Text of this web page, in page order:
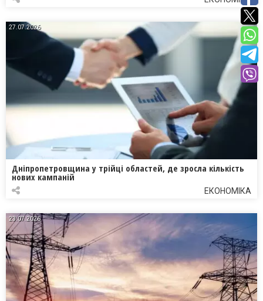
27.07.2026
Дніпропетровщина у трійці областей, де зросла кількість
нових кампаній
ЕКОНОМІКА
23.07.2026